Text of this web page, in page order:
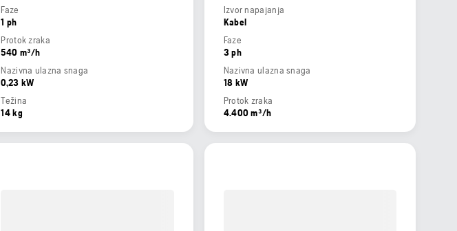
Faze
1 ph
Protok zraka
540 m³/h
Nazivna ulazna snaga
0,23 kW
Težina
14 kg
Izvor napajanja
Kabel
Faze
3 ph
Nazivna ulazna snaga
18 kW
Protok zraka
4.400 m³/h